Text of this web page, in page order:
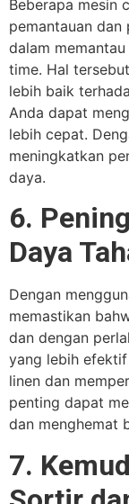
Beberapa mesin
pemantauan
dalam
time. Hal
lebih baik
Anda dapat
lebih cepat.
meningkatkan
daya.
6.
Daya
Dengan
memastikan
dan dengan
yang lebih
linen dan
penting dapat
dan menghemat
7.